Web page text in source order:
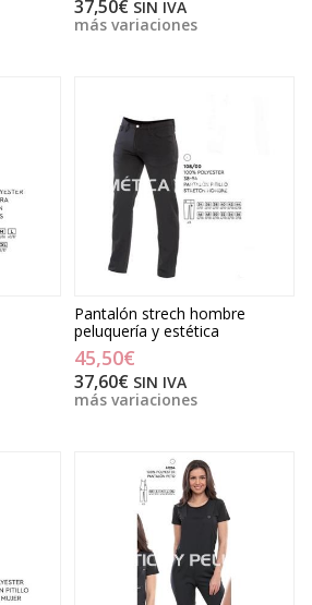
37,50€ SIN IVA
más variaciones
Pantalón strech hombre
peluquería y estética
45,50€
37,60€ SIN IVA
más variaciones